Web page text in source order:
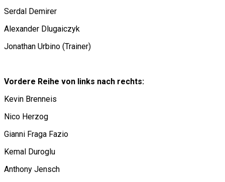
Serdal Demirer
Alexander Dlugaiczyk
Jonathan Urbino (Trainer)
Vordere Reihe von links nach rechts:
Kevin Brenneis
Nico Herzog
Gianni Fraga Fazio
Kemal Duroglu
Anthony Jensch